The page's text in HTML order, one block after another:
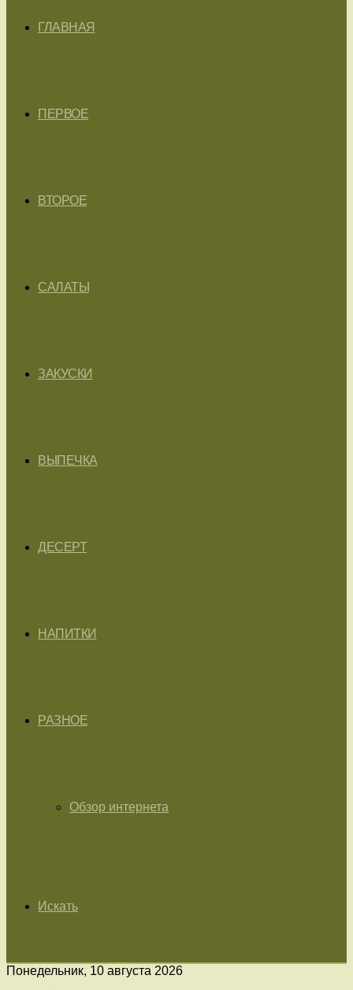
ГЛАВНАЯ
ПЕРВОЕ
ВТОРОЕ
САЛАТЫ
ЗАКУСКИ
ВЫПЕЧКА
ДЕСЕРТ
НАПИТКИ
РАЗНОЕ
Обзор интернета
Искать
Понедельник, 10 августа 2026